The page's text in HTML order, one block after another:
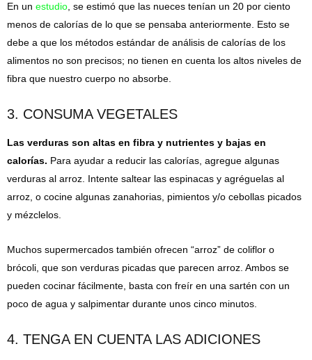
En un estudio, se estimó que las nueces tenían un 20 por ciento
menos de calorías de lo que se pensaba anteriormente. Esto se
debe a que los métodos estándar de análisis de calorías de los
alimentos no son precisos; no tienen en cuenta los altos niveles de
fibra que nuestro cuerpo no absorbe.
3. CONSUMA VEGETALES
Las verduras son altas en fibra y nutrientes y bajas en
calorías. Para ayudar a reducir las calorías, agregue algunas
verduras al arroz. Intente saltear las espinacas y agréguelas al
arroz, o cocine algunas zanahorias, pimientos y/o cebollas picados
y mézclelos.
Muchos supermercados también ofrecen “arroz” de coliflor o
brócoli, que son verduras picadas que parecen arroz. Ambos se
pueden cocinar fácilmente, basta con freír en una sartén con un
poco de agua y salpimentar durante unos cinco minutos.
4. TENGA EN CUENTA LAS ADICIONES